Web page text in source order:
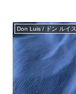
Don Luis / ドン ルイス